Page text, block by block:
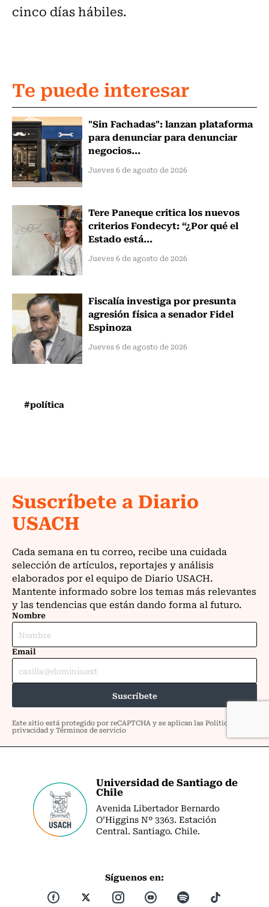
cinco días hábiles.
Te puede interesar
"Sin Fachadas": lanzan plataforma
para denunciar para denunciar
negocios...
Jueves 6 de agosto de 2026
Tere Paneque critica los nuevos
criterios Fondecyt: “¿Por qué el
Estado está...
Jueves 6 de agosto de 2026
Fiscalía investiga por presunta
agresión física a senador Fidel
Espinoza
Jueves 6 de agosto de 2026
#política
Universidad de Santiago de
Chile
Avenida Libertador Bernardo
O’Higgins Nº 3363. Estación
Central. Santiago. Chile.
Síguenos en: